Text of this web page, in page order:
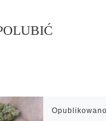
Opublikowano